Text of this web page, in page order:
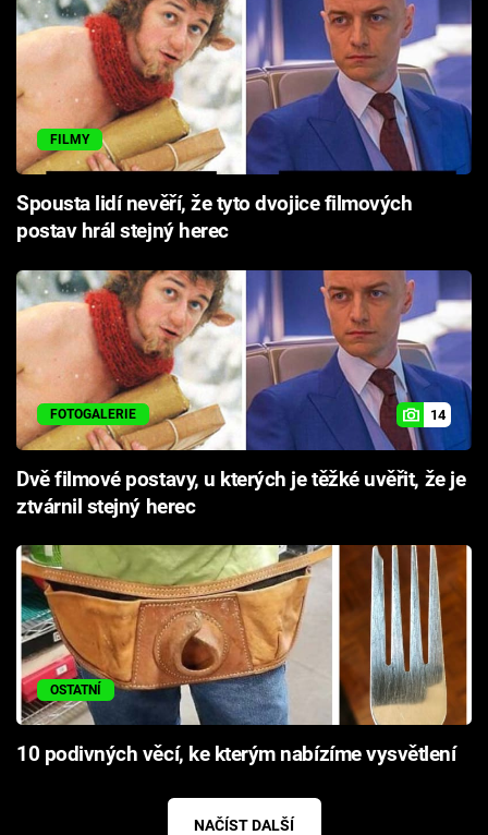
Sledujte prima+
Přihlášení
Sledujte nás
FILMY
Spousta lidí nevěří, že tyto dvojice filmových
postav hrál stejný herec
FOTOGALERIE 14
Dvě filmové postavy, u kterých je těžké uvěřit, že je
ztvárnil stejný herec
OSTATNÍ
10 podivných věcí, ke kterým nabízíme vysvětlení
NAČÍST DALŠÍ